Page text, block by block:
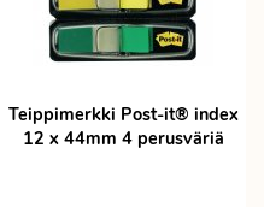
Teippimerkki Post-it® index
12 x 44mm 4 perusväriä